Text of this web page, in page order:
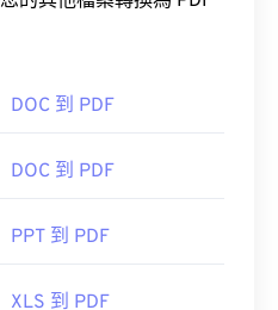
？
創建了 PDF 標準，其程序
DOC 到 PDF
DOC 到 PDF
PPT 到 PDF
XLS 到 PDF